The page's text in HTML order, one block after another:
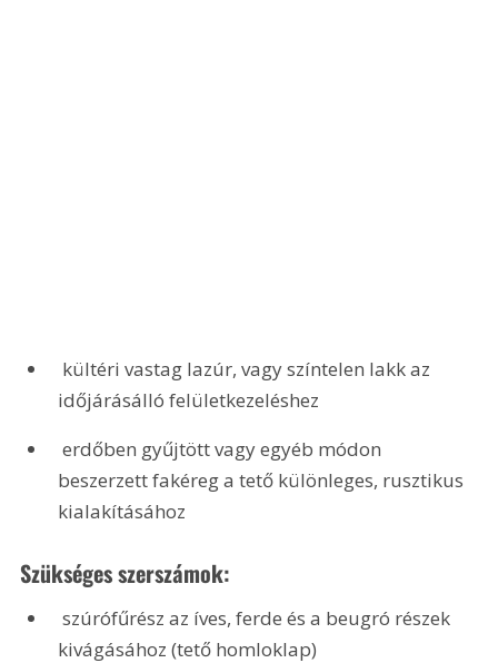
időjárásálló felületkezeléshez
erdőben gyűjtött vagy egyéb módon
beszerzett fakéreg a tető különleges, rusztikus
kialakításához
Szükséges szerszámok:
szúrófűrész az íves, ferde és a beugró részek
kivágásához (tető homloklap)